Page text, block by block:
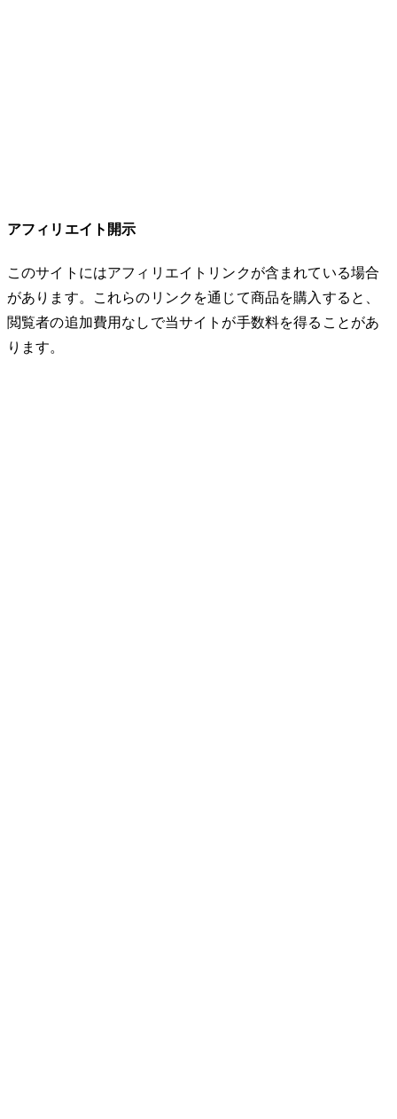
アフィリエイト開示
このサイトにはアフィリエイトリンクが含まれている場合
があります。これらのリンクを通じて商品を購入すると、
閲覧者の追加費用なしで当サイトが手数料を得ることがあ
ります。